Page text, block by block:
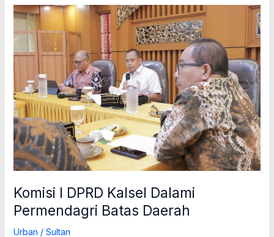
Komisi I DPRD Kalsel Dalami
Permendagri Batas Daerah
Urban / Sultan
Komisi
DPRD
Kalsel
Dalami
Permendagri
Batas
Daerah